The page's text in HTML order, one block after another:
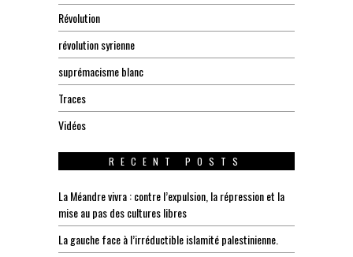
Révolution
révolution syrienne
suprémacisme blanc
Traces
Vidéos
RECENT POSTS
La Méandre vivra : contre l’expulsion, la répression et la
mise au pas des cultures libres
La gauche face à l’irréductible islamité palestinienne.